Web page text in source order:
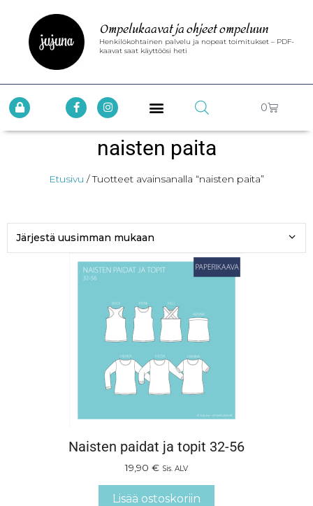
Ompelukaavat ja ohjeet ompeluun
Henkilökohtainen palvelu ja nopeat toimitukset – PDF-
kaavat saat käyttöösi heti
0
naisten paita
Etusivu / Tuotteet avainsanalla “naisten paita”
Naisten paidat ja topit 32-56
19,90 € Sis. ALV
Lisää ostoskoriin